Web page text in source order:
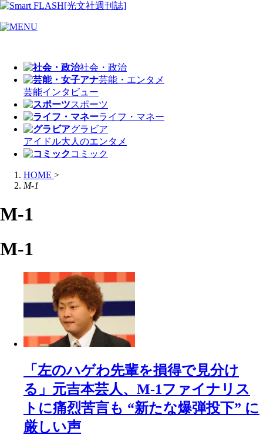
社会・政治
芸能・エンタメ
芸能インタビュー
スポーツ
ライフ・マネー
グラビア
アイドル大人のエンタメ
コミック
HOME >
M-1
M-1
M-1
「左のハゲわ先輩を損得で見分け
る」元吉本芸人、M-1ファイナリス
トに痛烈苦言も “新たな爆弾投下” に
厳しい声